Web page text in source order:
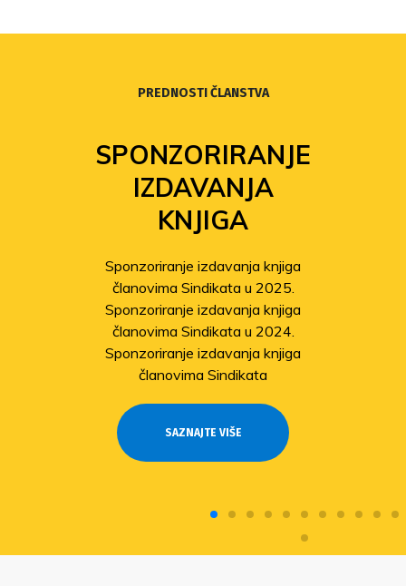
PREDNOSTI ČLANSTVA
SPONZORIRANJE
IZDAVANJA
KNJIGA
Sponzoriranje izdavanja knjiga
članovima Sindikata u 2025.
Sponzoriranje izdavanja knjiga
članovima Sindikata u 2024.
Sponzoriranje izdavanja knjiga
članovima Sindikata
SAZNAJTE VIŠE